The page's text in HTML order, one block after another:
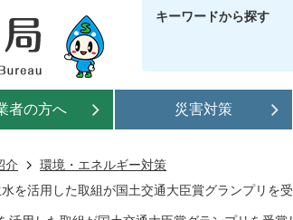
キーワードから探す
者の方へ 災害対策
介
環境・エネルギー対策
を活用した取組が国土交通大臣賞グランプリを